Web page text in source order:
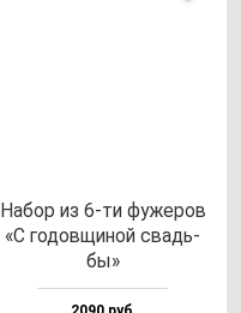
Набор из 6-ти фу­же­ров
«С го­дов­щи­ной свадь­
бы»